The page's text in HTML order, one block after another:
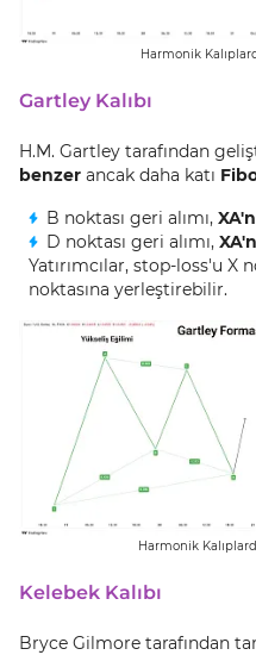
Harmonik
Gartley Kalıbı
H.M. Gartley tarafından
benzer ancak daha katı
B noktası geri alımı,
D noktası geri alımı,
Yatırımcılar, stop-loss'u X
noktasına yerleştirebilir.
Harmonik
Kelebek Kalıbı
Bryce Gilmore tarafından